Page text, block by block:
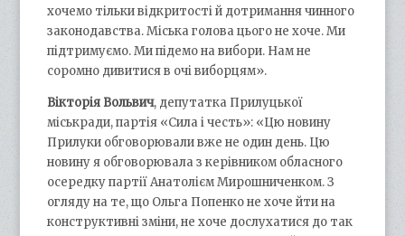
хочемо тільки відкритості й дотримання чинного
законодавства. Міська голова цього не хоче. Ми
підтримуємо. Ми підемо на вибори. Нам не
соромно дивитися в очі виборцям».
Вікторія Вольвич, депутатка Прилуцької
міськради, партія «Сила і честь»: «Цю новину
Прилуки обговорювали вже не один день. Цю
новину я обговорювала з керівником обласного
осередку партії Анатолієм Мирошниченком. З
огляду на те, що Ольга Попенко не хоче йти на
конструктивні зміни, не хоче дослухатися до так